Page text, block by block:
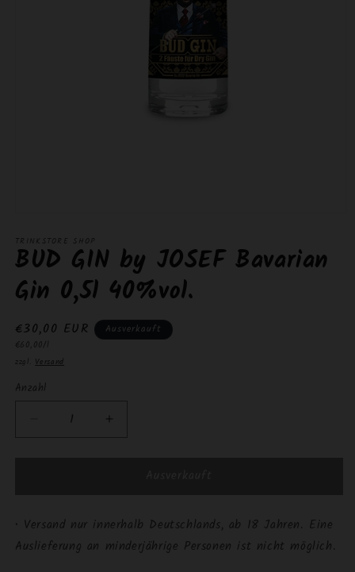
in
Modal
öffnen
TRINKSTORE SHOP
BUD GIN by JOSEF Bavarian
Gin 0,5l 40%vol.
Normaler
Preis
€30,00 EUR
Grundpreis
€60,00/l
Ausverkauft
zzgl. Versand
Anzahl
Anzahl
Verringere
by
JOSEF
by
JOSEF
• Versand nur innerhalb Deutschlands, ab 18 Jahren. Eine
Auslieferung an minderjährige Personen ist nicht möglich.